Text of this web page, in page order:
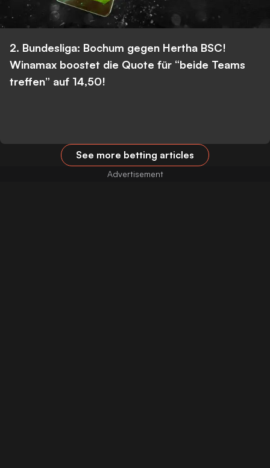
2. Bundesliga: Bochum gegen Hertha BSC!
Winamax boostet die Quote für “beide Teams
treffen” auf 14,50!
See more betting articles